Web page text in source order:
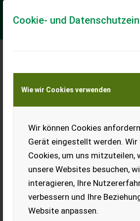
Cookie- und
Wie wir Cookies verwenden
Wir können Cookies
Gerät eingestellt werden. Wir
Cookies, um uns mitzuteilen,
unsere Websites besuchen,
interagieren, Ihre
verbessern und Ihre
Website anpassen.
Meine
Transport von Land- und
KEINE
DB